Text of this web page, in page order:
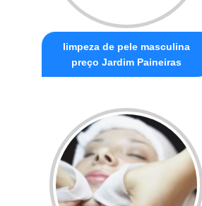
limpeza de pele masculina
preço Jardim Paineiras